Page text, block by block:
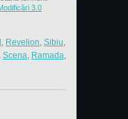
3.0
, Revelion, Sibiu,
, Scena, Ramada,